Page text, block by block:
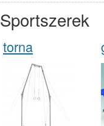
Sportszerek
torna